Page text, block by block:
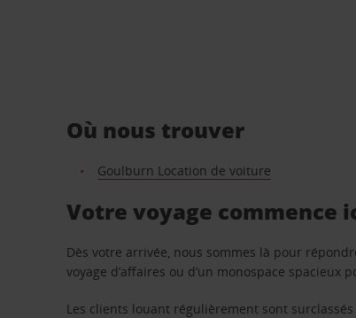
Où nous trouver
Goulburn Location de voiture
Votre voyage commence
Dès votre arrivée, nous sommes là pour
voyage d’affaires ou d’un monospace spacieux
Les clients louant régulièrement sont